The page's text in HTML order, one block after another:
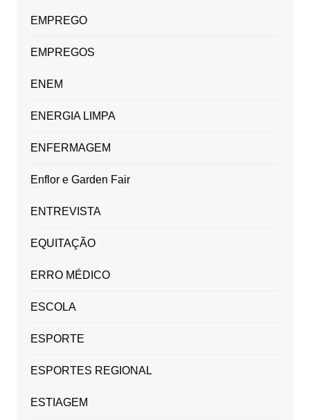
EMPREGO
EMPREGOS
ENEM
ENERGIA LIMPA
ENFERMAGEM
Enflor e Garden Fair
ENTREVISTA
EQUITAÇÃO
ERRO MÉDICO
ESCOLA
ESPORTE
ESPORTES REGIONAL
ESTIAGEM